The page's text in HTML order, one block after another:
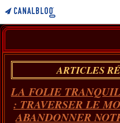
ARTICLES
LA FOLIE
: TRAVERSER LE
ABANDONNER